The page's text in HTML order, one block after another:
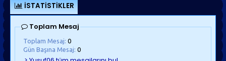
İSTATISTIKLER
Toplam Mesaj
Toplam Mesaj: 0
Gün Başına Mesaj: 0